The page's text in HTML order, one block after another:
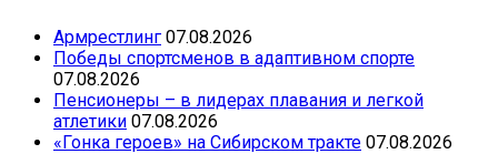
Армрестлинг 07.08.2026
Победы спортсменов в адаптивном спорте
07.08.2026
Пенсионеры – в лидерах плавания и легкой
атлетики 07.08.2026
«Гонка героев» на Сибирском тракте 07.08.2026